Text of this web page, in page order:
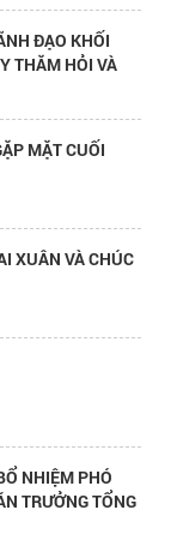
ĐẠO KHỐI
THĂM HỎI VÀ
MẶT CUỐI
XUÂN VÀ CHÚC
NHIỆM PHÓ
TRƯỞNG TỔNG